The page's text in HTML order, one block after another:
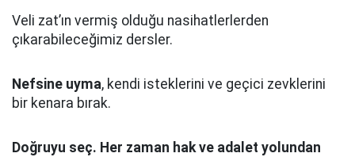
Veli zat’ın vermiş olduğu nasihatlerlerden
çıkarabileceğimiz dersler.
Nefsine uyma, kendi isteklerini ve geçici zevklerini
bir kenara bırak.
Doğruyu seç. Her zaman hak ve adalet yolundan